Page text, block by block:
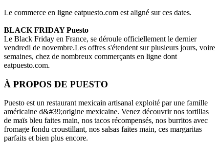
Le commerce en ligne eatpuesto.com est aligné sur ces dates.
BLACK FRIDAYPuesto
Le Black Friday en France, se déroule officiellement le dernier
vendredi de novembre.Les offres s'étendent sur plusieurs jours, voire
semaines, chez de nombreux commerçants en ligne dont
eatpuesto.com.
À PROPOS DE PUESTO
Puesto est un restaurant mexicain artisanal exploité par une famille
américaine d&#39;origine mexicaine. Venez découvrir nos tortillas
de maïs bleu faites main, nos tacos récompensés, nos burritos avec
fromage fondu croustillant, nos salsas faites main, ces margaritas
parfaits et bien plus encore.